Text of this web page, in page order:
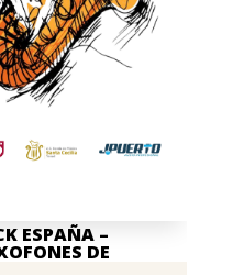
ESPAÑA –
DE